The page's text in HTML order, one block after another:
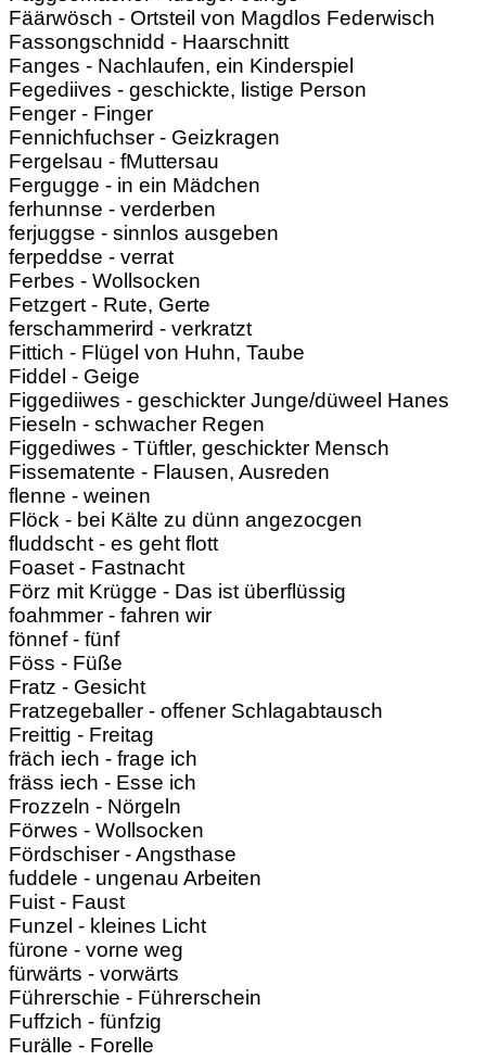
Fäärwösch - Ortsteil von Magdlos Federwisch
Fassongschnidd - Haarschnitt
Fanges - Nachlaufen, ein Kinderspiel
Fegediives - geschickte, listige Person
Fenger - Finger
Fennichfuchser - Geizkragen
Fergelsau - fMuttersau
Fergugge - in ein Mädchen
ferhunnse - verderben
ferjuggse - sinnlos ausgeben
ferpeddse - verrat
Ferbes - Wollsocken
Fetzgert - Rute, Gerte
ferschammerird - verkratzt
Fittich - Flügel von Huhn, Taube
Fiddel - Geige
Figgediiwes - geschickter Junge/düweel Hanes
Fieseln - schwacher Regen
Figgediwes - Tüftler, geschickter Mensch
Fissematente - Flausen, Ausreden
flenne - weinen
Flöck - bei Kälte zu dünn angezocgen
fluddscht - es geht flott
Foaset - Fastnacht
Förz mit Krügge - Das ist überflüssig
foahmmer - fahren wir
fönnef - fünf
Föss - Füße
Fratz - Gesicht
Fratzegeballer - offener Schlagabtausch
Freittig - Freitag
fräch iech - frage ich
fräss iech - Esse ich
Frozzeln - Nörgeln
Förwes - Wollsocken
Fördschiser - Angsthase
fuddele - ungenau Arbeiten
Fuist - Faust
Funzel - kleines Licht
fürone - vorne weg
fürwärts - vorwärts
Führerschie - Führerschein
Fuffzich - fünfzig
Furälle - Forelle